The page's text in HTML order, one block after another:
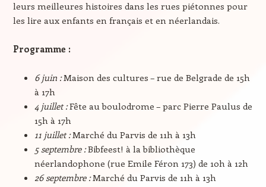
leurs meilleures histoires dans les rues piétonnes pour
les lire aux enfants en français et en néerlandais.
Programme :
6 juin :Maison des cultures – rue de Belgrade de 15h
à 17h
4 juillet :Fête au boulodrome – parc Pierre Paulus de
15h à 17h
11 juillet :Marché du Parvis de 11h à 13h
5 septembre :Bibfeest! à la bibliothèque
néerlandophone (rue Emile Féron 173) de 10h à 12h
26 septembre :Marché du Parvis de 11h à 13h